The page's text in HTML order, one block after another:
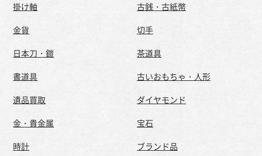
掛け軸
古銭・古紙幣
金貨
切手
日本刀・鎧
茶道具
書道具
古いおもちゃ・人形
遺品買取
ダイヤモンド
金・貴金属
宝石
時計
ブランド品